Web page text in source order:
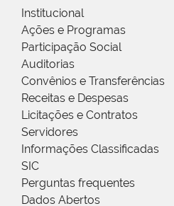
Institucional
Ações e Programas
Participação Social
Auditorias
Convênios e Transferências
Receitas e Despesas
Licitações e Contratos
Servidores
Informações Classificadas
SIC
Perguntas frequentes
Dados Abertos